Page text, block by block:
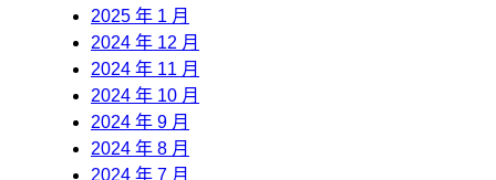
2025 年 1 月
2024 年 12 月
2024 年 11 月
2024 年 10 月
2024 年 9 月
2024 年 8 月
2024 年 7 月